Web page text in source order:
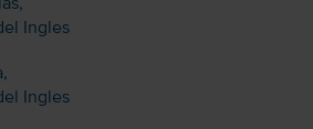
Ingles
Ingles